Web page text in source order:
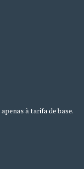
à tarifa de base.